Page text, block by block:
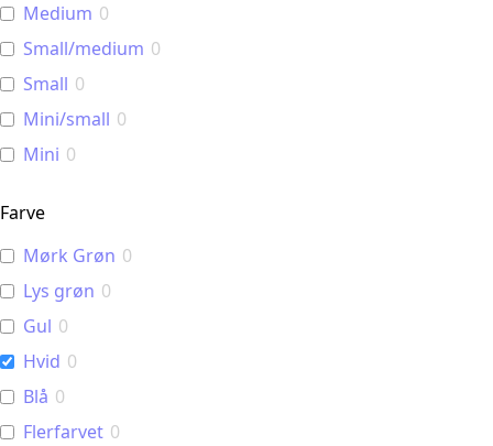
Medium 0
Small/medium 0
Small 0
Mini/small 0
Mini 0
Farve
Mørk Grøn 0
Lys grøn 0
Gul 0
Hvid 0
Blå 0
Flerfarvet 0